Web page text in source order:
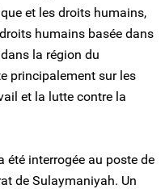
et les droits humains,
humains basée dans
la région du
principalement sur les
et la lutte contre la
été interrogée au poste de
de Sulaymaniyah. Un